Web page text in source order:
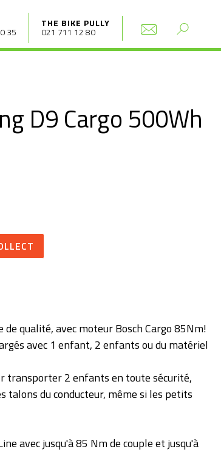
35
THE BIKE PULLY
021 711 12 80
D9 Cargo 500Wh
de qualité, avec moteur Bosch Cargo 85Nm!
avec 1 enfant, 2 enfants ou du matériel
transporter 2 enfants en toute sécurité,
talons du conducteur, même si les petits
avec jusqu'à 85 Nm de couple et jusqu'à